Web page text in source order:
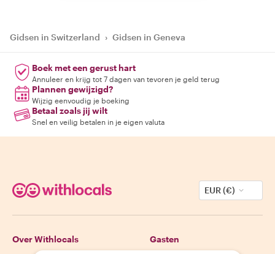
Gidsen in Switzerland › Gidsen in Geneva
Boek met een gerust hart
Annuleer en krijg tot 7 dagen van tevoren je geld terug
Plannen gewijzigd?
Wijzig eenvoudig je boeking
Betaal zoals jij wilt
Snel en veilig betalen in je eigen valuta
EUR (€)
Over Withlocals Gasten